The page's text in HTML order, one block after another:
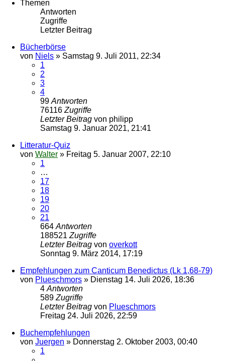
Themen
Antworten
Zugriffe
Letzter Beitrag
Bücherbörse
von Niels » Samstag 9. Juli 2011, 22:34
1
2
3
4
99 Antworten
76116 Zugriffe
Letzter Beitrag von philipp
Samstag 9. Januar 2021, 21:41
Litteratur-Quiz
von Walter » Freitag 5. Januar 2007, 22:10
1
…
17
18
19
20
21
664 Antworten
188521 Zugriffe
Letzter Beitrag von overkott
Sonntag 9. März 2014, 17:19
Empfehlungen zum Canticum Benedictus (Lk 1,68-79)
von Plueschmors » Dienstag 14. Juli 2026, 18:36
4 Antworten
589 Zugriffe
Letzter Beitrag von Plueschmors
Freitag 24. Juli 2026, 22:59
Buchempfehlungen
von Juergen » Donnerstag 2. Oktober 2003, 00:40
1